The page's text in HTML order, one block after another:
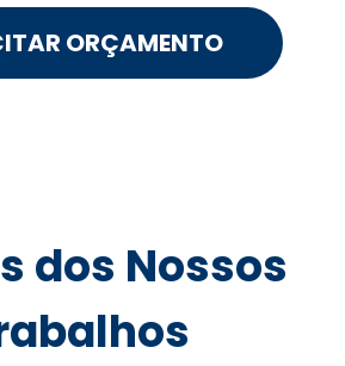
ORÇAMENTO
dos Nossos